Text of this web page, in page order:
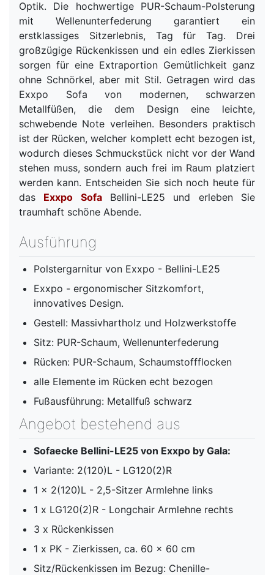
Optik. Die hochwertige PUR-Schaum-Polsterung
mit Wellenunterfederung garantiert ein
erstklassiges Sitzerlebnis, Tag für Tag. Drei
großzügige Rückenkissen und ein edles Zierkissen
sorgen für eine Extraportion Gemütlichkeit ganz
ohne Schnörkel, aber mit Stil. Getragen wird das
Exxpo Sofa von modernen, schwarzen
Metallfüßen, die dem Design eine leichte,
schwebende Note verleihen. Besonders praktisch
ist der Rücken, welcher komplett echt bezogen ist,
wodurch dieses Schmuckstück nicht vor der Wand
stehen muss, sondern auch frei im Raum platziert
werden kann. Entscheiden Sie sich noch heute für
das Exxpo SofaBellini-LE25 und erleben Sie
traumhaft schöne Abende.
Ausführung
Polstergarnitur von Exxpo - Bellini-LE25
Exxpo - ergonomischer Sitzkomfort,
innovatives Design.
Gestell: Massivhartholz und Holzwerkstoffe
Sitz: PUR-Schaum, Wellenunterfederung
Rücken: PUR-Schaum, Schaumstoffflocken
alle Elemente im Rücken echt bezogen
Fußausführung: Metallfuß schwarz
Angebot bestehend aus
Sofaecke Bellini-LE25 von Exxpo by Gala:
Variante: 2(120)L - LG120(2)R
1 x 2(120)L - 2,5-Sitzer Armlehne links
1 x LG120(2)R - Longchair Armlehne rechts
3 x Rückenkissen
1 x PK - Zierkissen, ca. 60 x 60 cm
Sitz/Rückenkissen im Bezug: Chenille-